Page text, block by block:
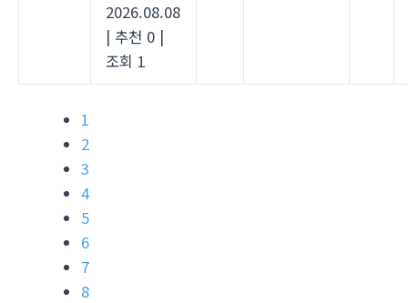
2026.08.08
| 추천 0 |
조회 1
1
2
3
4
5
6
7
8